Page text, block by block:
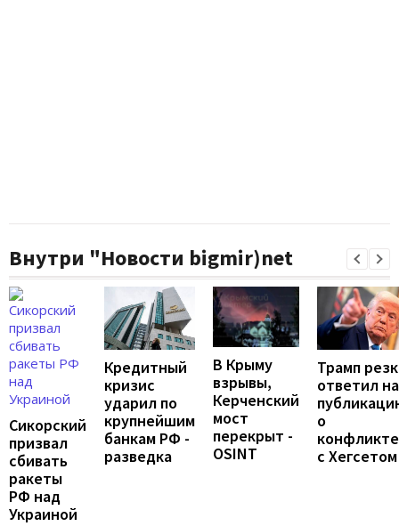
Внутри "Новости bigmir)net
Сикорский
призвал
сбивать
ракеты
РФ над
Украиной
Кредитный
кризис
ударил по
крупнейшим
банкам РФ -
разведка
В Крыму
взрывы,
Керченский
мост
перекрыт -
OSINT
Трамп
ответил на
о
конфликте
с Хегсетом